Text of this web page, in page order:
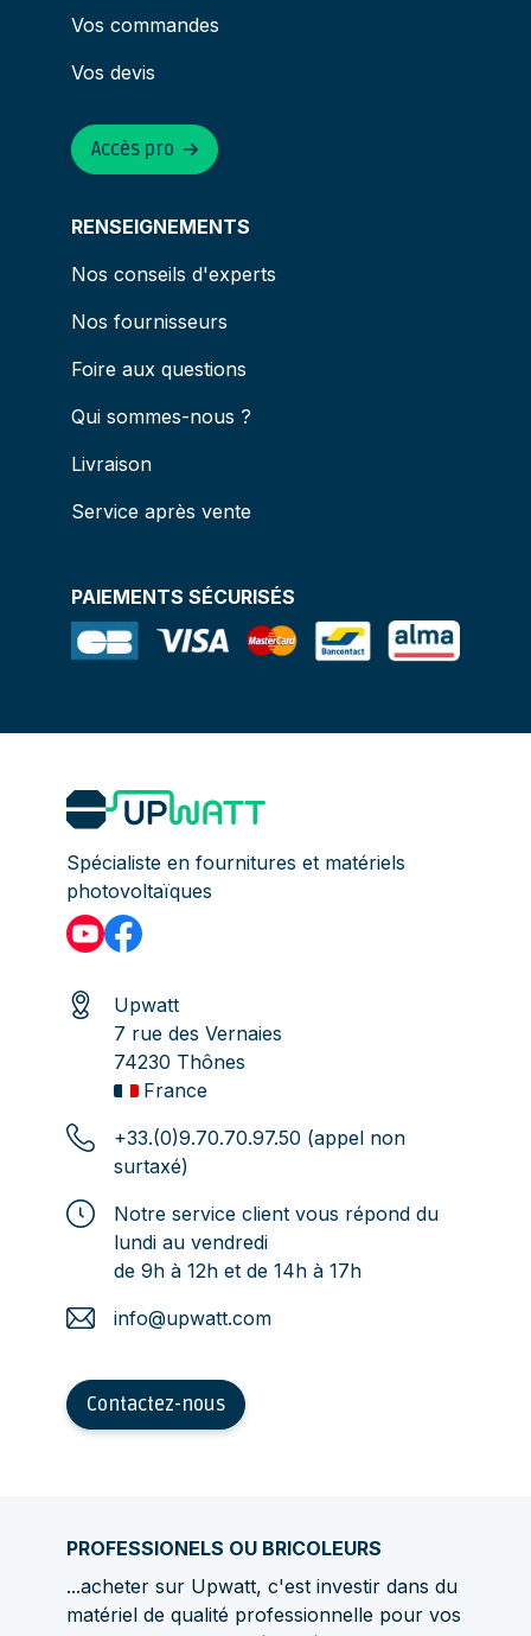
Vos commandes
Vos devis
RENSEIGNEMENTS
Nos conseils d'experts
Nos fournisseurs
Foire aux questions
Qui sommes-nous ?
Livraison
Service après vente
Accès pro
PAIEMENTS SÉCURISÉS
Spécialiste en fournitures et matériels
photovoltaïques
Upwatt
7 rue des Vernaies
74230 Thônes
France
+33.(0)9.70.70.97.50 (appel non
surtaxé)
Notre service client vous répond du
lundi au vendredi
de 9h à 12h et de 14h à 17h
info@upwatt.com
Contactez-nous
PROFESSIONELS OU BRICOLEURS
...acheter sur Upwatt, c'est investir dans du
matériel de qualité professionnelle pour vos